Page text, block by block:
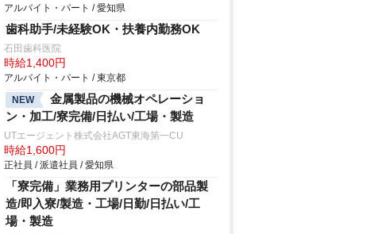
アルバイト・パート / 愛知県
歯科助手/未経験OK・扶養内勤務OK
石田歯科医院
時給1,400円
アルバイト・パート / 東京都
NEW
金属製品の機械オペレーショ
ン・加工/寮完備/日払い/工場・製造
UTエージェント株式会社AGT東海第一CU
時給1,600円
正社員 / 派遣社員 / 愛知県
「寮完備」業務用プリンターの部品製
造/即入寮/製造・工場/日勤/日払い/工
場・製造